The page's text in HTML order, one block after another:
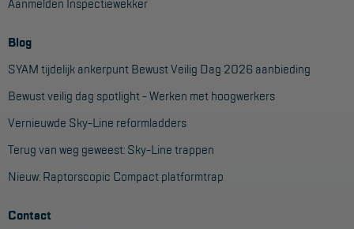
Steiger overkapping
Hangbruginstallaties
Schilderwerkzaamheden
Gevelrenovatie
Industrieel onderhoud
Aanmelden Inspectiewekker
Blog
SYAM tijdelijk ankerpunt Bewust Veilig Dag 2026 aanbieding
Bewust veilig dag spotlight - Werken met hoogwerkers
Vernieuwde Sky-Line reformladders
Terug van weg geweest: Sky-Line trappen
Nieuw: Raptorscopic Compact platformtrap
Contact